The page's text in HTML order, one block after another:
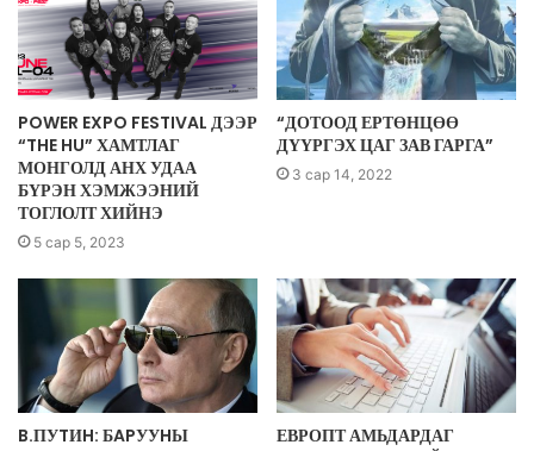
POWER EXPO FESTIVAL ДЭЭР
“THE HU” ХАМТЛАГ
МОНГОЛД АНХ УДАА
БҮРЭН ХЭМЖЭЭНИЙ
ТОГЛОЛТ ХИЙНЭ
5 сар 5, 2023
“ДОТООД ЕРТӨНЦӨӨ
ДҮҮРГЭХ ЦАГ ЗАВ ГАРГА”
3 сар 14, 2022
B.ПУTИH: БAPУУHЫ
ЕВРОПТ АМЬДАРДАГ